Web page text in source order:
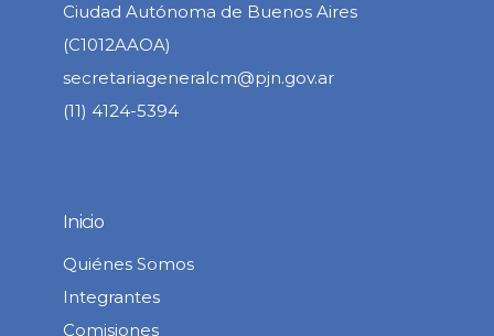
Ciudad Autónoma de Buenos Aires
(C1012AAOA)
secretariageneralcm@pjn.gov.ar
(11) 4124-5394
Inicio
Quiénes Somos
Integrantes
Comisiones